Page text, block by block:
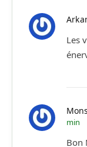
Les
min
Bon